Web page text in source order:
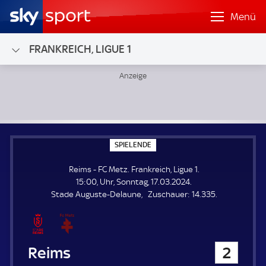
Menü
FRANKREICH, LIGUE 1
SPIELENDE
P
E
L
E
N
Reims - FC Metz. Frankreich, Ligue 1.
15:00, Uhr, Sonntag, 17.03.2024.
Stade Auguste-Delaune
Zuschauer: Z
14.335.
Reims 2